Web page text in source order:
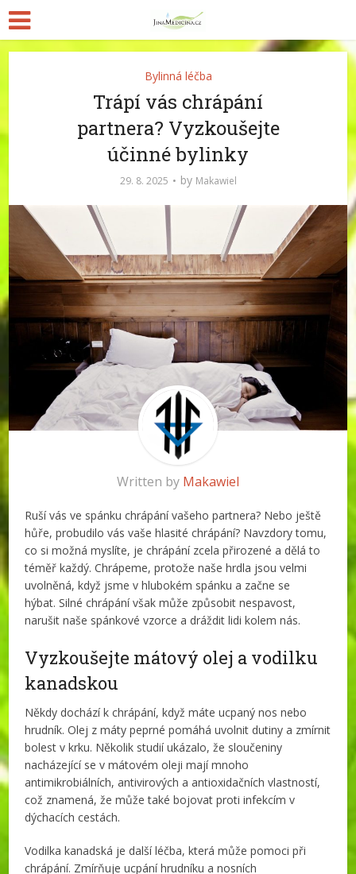
Bylinná léčba
Trápí vás chrápání
partnera? Vyzkoušejte
účinné bylinky
29. 8. 2025 by Makawiel
Written by Makawiel
Ruší vás ve spánku chrápání vašeho partnera? Nebo ještě
hůře, probudilo vás vaše hlasité chrápání? Navzdory tomu,
co si možná myslíte, je chrápání zcela přirozené a dělá to
téměř každý. Chrápeme, protože naše hrdla jsou velmi
uvolněná, když jsme v hlubokém spánku a začne se
hýbat. Silné chrápání však může způsobit nespavost,
narušit naše spánkové vzorce a dráždit lidi kolem nás.
Vyzkoušejte mátový olej a vodilku
kanadskou
Někdy dochází k chrápání, když máte ucpaný nos nebo
hrudník. Olej z máty peprné pomáhá uvolnit dutiny a zmírnit
bolest v krku. Několik studií ukázalo, že sloučeniny
nacházející se v mátovém oleji mají mnoho
antimikrobiálních, antivirových a antioxidačních vlastností,
což znamená, že může také bojovat proti infekcím v
dýchacích cestách.
Vodilka kanadská je další léčba, která může pomoci při
chrápání. Zmírňuje ucpání hrudníku a nosních